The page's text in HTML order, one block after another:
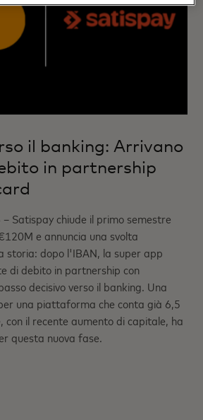
il banking: Arrivano
in partnership
Satispay chiude il primo semestre
e annuncia una svolta
storia: dopo l'IBAN, la super app
di debito in partnership con
decisivo verso il banking. Una
una piattaforma che conta già 6,5
con il recente aumento di capitale, ha
questa nuova fase.